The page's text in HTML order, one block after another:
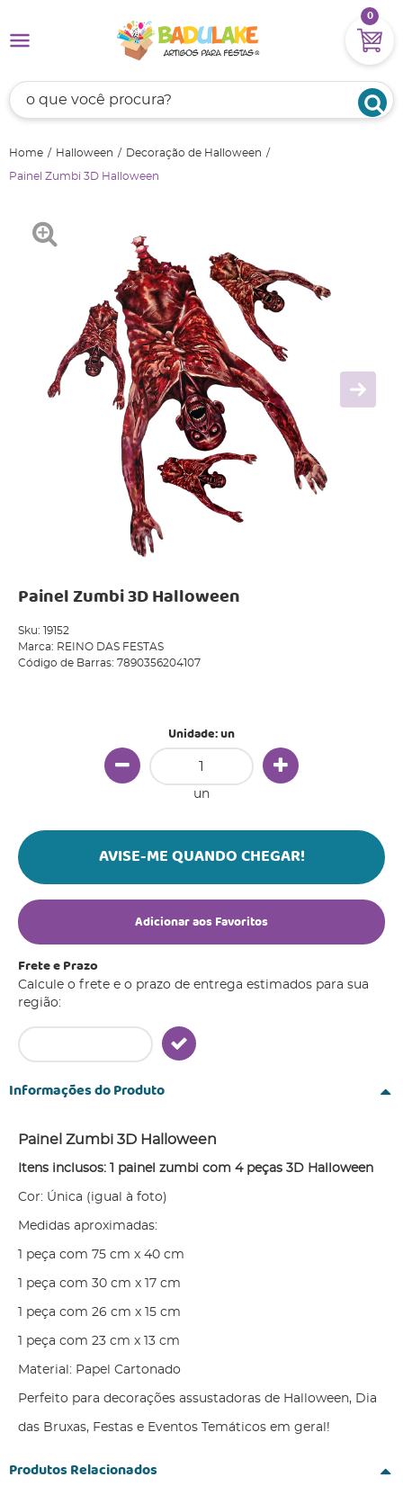
0
Home Halloween Decoração de Halloween
Painel Zumbi 3D Halloween
Painel Zumbi 3D Halloween
Sku:
19152
Marca: REINO DAS FESTAS
Código de Barras: 7890356204107
Unidade: un
un
AVISE-ME QUANDO CHEGAR!
Adicionar aos Favoritos
Frete e Prazo
Calcule o frete e o prazo de entrega estimados para sua
região:
Informações do Produto
Painel Zumbi 3D Halloween
Itens inclusos: 1 painel zumbi com 4 peças 3D Halloween
Cor: Única (igual à foto)
Medidas aproximadas:
1 peça com 75 cm x 40 cm
1 peça com 30 cm x 17 cm
1 peça com 26 cm x 15 cm
1 peça com 23 cm x 13 cm
Material: Papel Cartonado
Perfeito para decorações assustadoras de Halloween, Dia
das Bruxas, Festas e Eventos Temáticos em geral!
Produtos Relacionados